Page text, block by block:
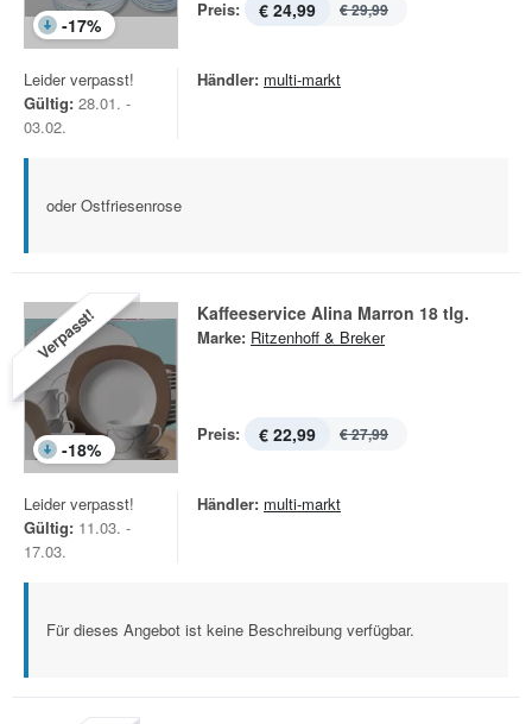
-17%
Preis: € 24,99 € 29,99
Leider verpasst!
Gültig: 28.01. -
03.02.
Händler: multi-markt
oder Ostfriesenrose
Verpasst!
-18%
Kaffeeservice Alina Marron 18 tlg.
Marke: Ritzenhoff & Breker
Preis: € 22,99 € 27,99
Leider verpasst!
Gültig: 11.03. -
17.03.
Händler: multi-markt
Für dieses Angebot ist keine Beschreibung verfügbar.